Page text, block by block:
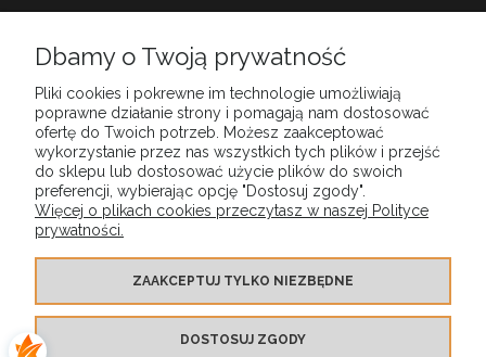
DOSTAWA I PŁATNOŚCI
MOJE KONTO
GWARANCJA I ZWROTY
Dbamy o Twoją prywatność
Pliki cookies i pokrewne im technologie umożliwiają
poprawne działanie strony i pomagają nam dostosować
ofertę do Twoich potrzeb. Możesz zaakceptować
wykorzystanie przez nas wszystkich tych plików i przejść
do sklepu lub dostosować użycie plików do swoich
preferencji, wybierając opcję "Dostosuj zgody".
Więcej o plikach cookies przeczytasz w naszej Polityce
prywatności.
ZAAKCEPTUJ TYLKO NIEZBĘDNE
DOSTOSUJ ZGODY